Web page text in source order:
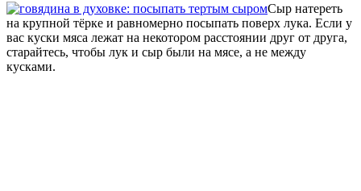
Сыр натереть
на крупной тёрке и равномерно посыпать поверх лука. Если у
вас куски мяса лежат на некотором расстоянии друг от друга,
старайтесь, чтобы лук и сыр были на мясе, а не между
кусками.